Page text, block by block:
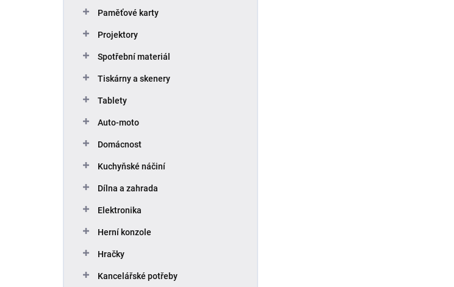
Paměťové karty
Projektory
Spotřební materiál
Tiskárny a skenery
Tablety
Auto-moto
Domácnost
Kuchyňské náčiní
Dílna a zahrada
Elektronika
Herní konzole
Hračky
Kancelářské potřeby